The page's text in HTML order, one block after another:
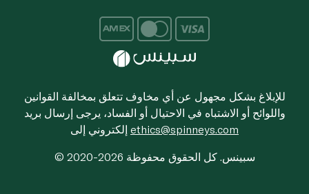
للإبلاغ بشكل مجهول عن أي مخاوف تتعلق بمخالفة القوانين
واللوائح أو الاشتباه في الاحتيال أو الفساد، يرجى إرسال بريد
ethics@spinneys.com
© 2020-2026 سبينس. كل الحقوق محفوظة